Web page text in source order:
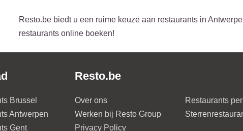
Resto.be biedt u een ruime keuze aan restaurants in
restaurants online boeken!
Brussel
Antwerpen
Gent
Resto.be
Over ons
Werken bij Resto Group
Privacy Policy
Restaurants